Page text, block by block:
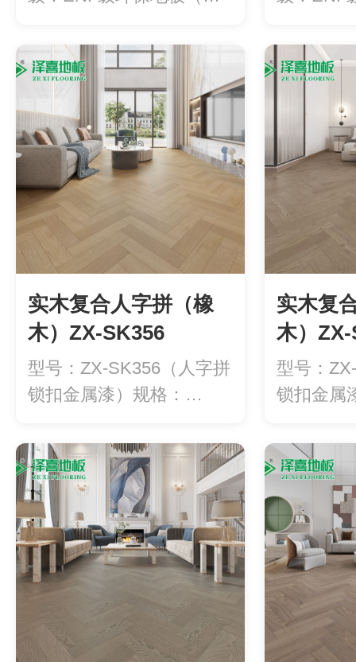
实木复合人字拼（橡
木）ZX-SK356
型号：ZX-SK356（人字拼
锁扣金属漆）规格：
实木复
木）
型号：
锁扣金属